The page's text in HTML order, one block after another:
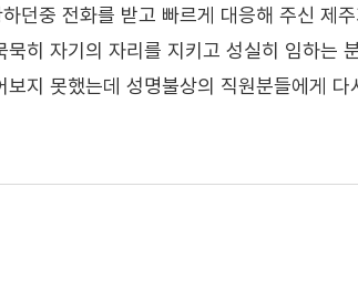
던중 전화를 받고 빠르게 대응해 주신 제
묵히 자기의 자리를 지키고 성실히 임하는
보지 못했는데 성명불상의 직원분들에게 다